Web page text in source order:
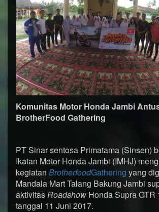
Komunitas Motor Honda Jambi
BrotherFood Gathering
PT Sinar sentosa Primatama (Sinsen)
Ikatan Motor Honda Jambi (IMHJ)
kegiatan BrotherfoodGathering yang
Mandala Mart Talang Bakung Jambi
aktivitasRoadshow Honda Supra GTR
tanggal 11 Juni 2017.